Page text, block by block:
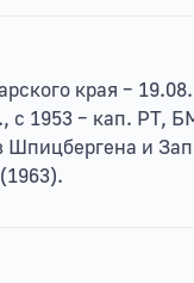
края –
с 1953 – кап. РТ,
Шпицбергена и